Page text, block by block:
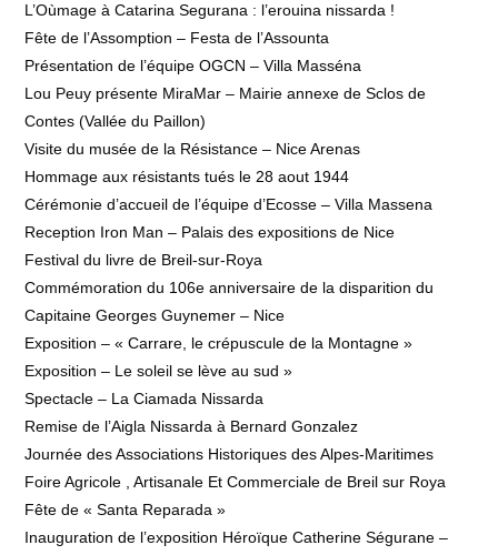
L’Oùmage à Catarina Segurana : l’erouina nissarda !
Fête de l’Assomption – Festa de l’Assounta
Présentation de l’équipe OGCN – Villa Masséna
Lou Peuy présente MiraMar – Mairie annexe de Sclos de
Contes (Vallée du Paillon)
Visite du musée de la Résistance – Nice Arenas
Hommage aux résistants tués le 28 aout 1944
Cérémonie d’accueil de l’équipe d’Ecosse – Villa Massena
Reception Iron Man – Palais des expositions de Nice
Festival du livre de Breil-sur-Roya
Commémoration du 106e anniversaire de la disparition du
Capitaine Georges Guynemer – Nice
Exposition – « Carrare, le crépuscule de la Montagne »
Exposition – Le soleil se lève au sud »
Spectacle – La Ciamada Nissarda
Remise de l’Aigla Nissarda à Bernard Gonzalez
Journée des Associations Historiques des Alpes-Maritimes
Foire Agricole , Artisanale Et Commerciale de Breil sur Roya
Fête de « Santa Reparada »
Inauguration de l’exposition Héroïque Catherine Ségurane –